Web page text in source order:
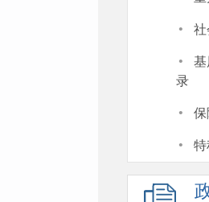
· 社
·
基
录
· 保
· 特